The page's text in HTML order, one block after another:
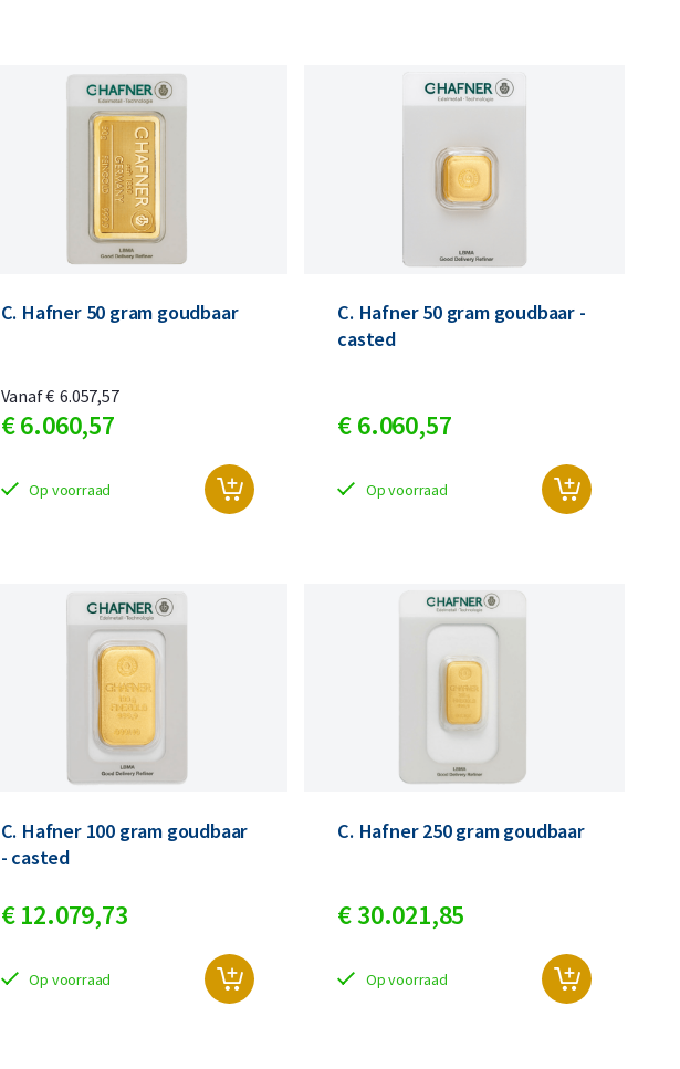
C. Hafner 50 gram goudbaar
€6.060,57
Vanaf€ 6.057,57
Op voorraad
C. Hafner 50 gram goudbaar -
casted
€6.060,57
Op voorraad
C. Hafner 100 gram goudbaar
- casted
€ 12.079,73
Op voorraad
C. Hafner 250 gram goudbaar
€30.021,85
Op voorraad